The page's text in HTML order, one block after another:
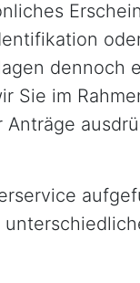
dennoch
Sie im
Anträge